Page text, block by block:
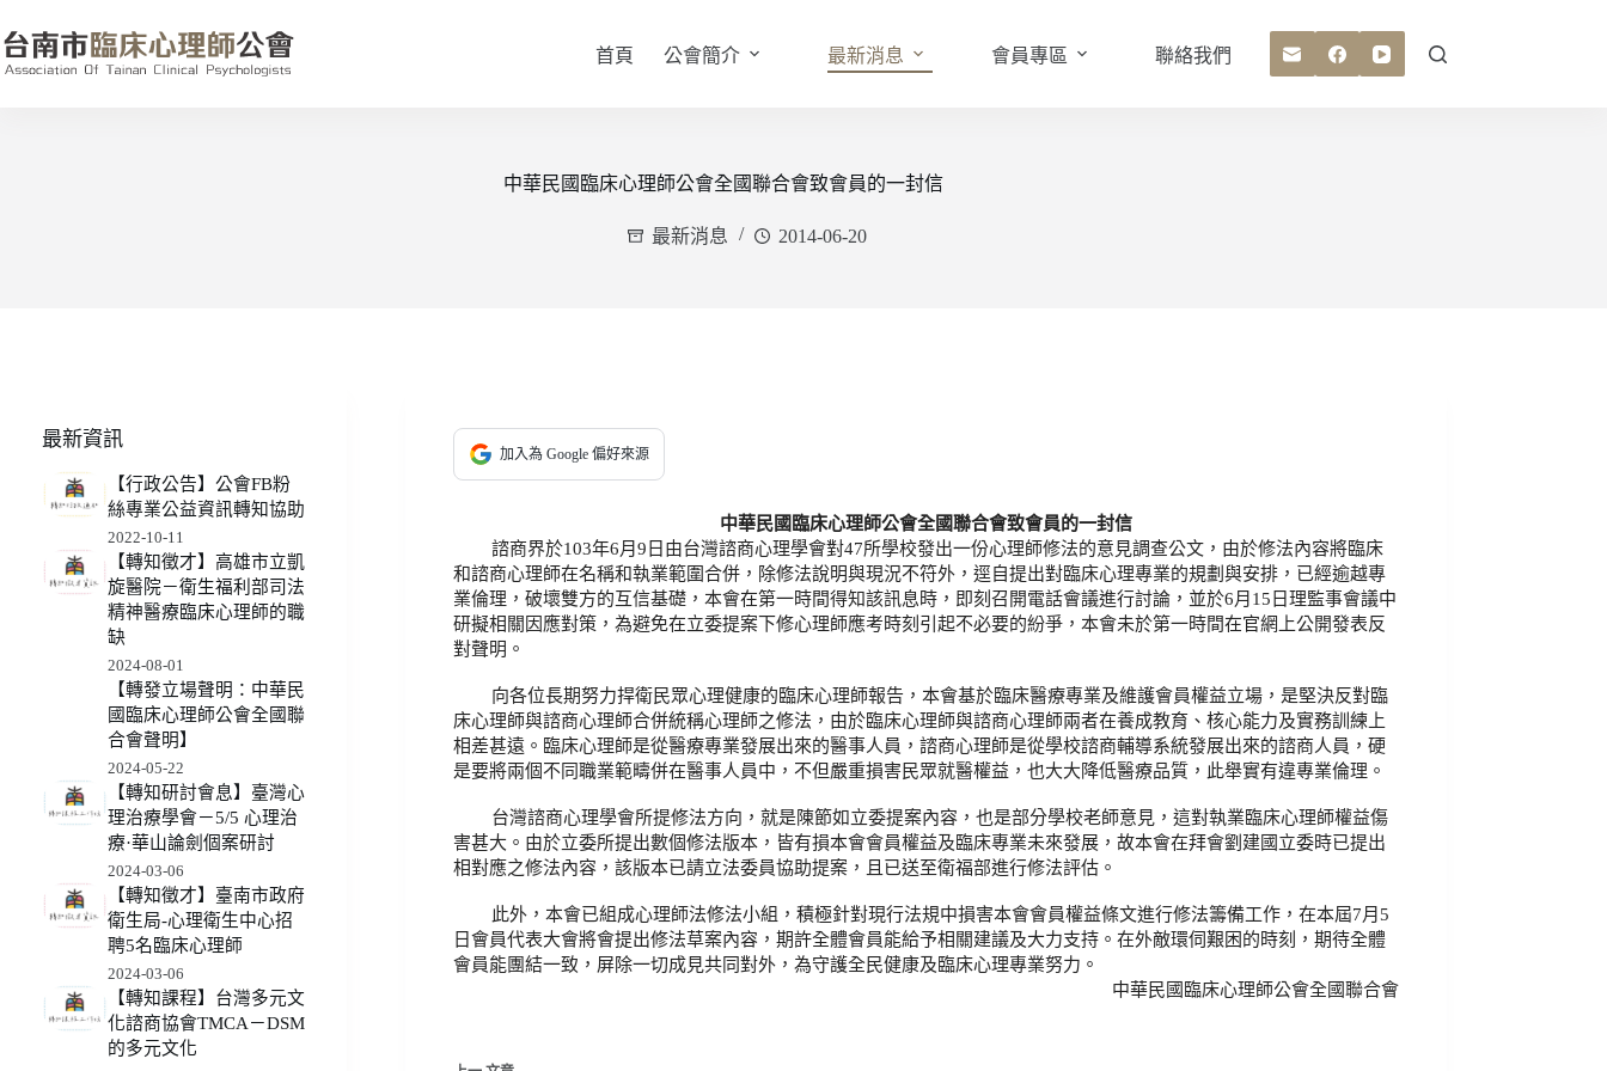
至
主
首頁 公會簡介 最新消息 會員專區 聯絡我們
中華民國臨床心理師公會全國聯合會致會員的一封信
最新消息 2014-06-20
加入為 Google 偏好來源
中華民國臨床心理師公會全國聯合會致會員的一封信
諮商界於103年6月9 日由台灣諮商心理學會對47所學校發出一份心理師修法的意見調查公文， 由於修法內容將臨床
和諮商心理師在名稱和執業範圍合併， 除修法說明與現況不符外，逕自提出對臨床心理專業的規劃與安排， 已經逾越專
業倫理，破壞雙方的互信基礎， 本會在第一時間得知該訊息時，即刻召開電話會議進行討論，並於6月 15 日理監事會議中
研擬相關因應對策， 為避免在立委提案下修心理師應考時刻引起不必要的紛爭， 本會未於第一時間在官網上公開發表反
對聲明。
向各位長期努力捍衛民眾心理健康的臨床心理師報告， 本會基於臨床醫療專業及維護會員權益立場， 是堅決反對臨
床心理師與諮商心理師合併統稱心理師之修法， 由於臨床心理師與諮商心理師兩者在養成教育、 核心能力及實務訓練上
相差甚遠。 臨床心理師是從醫療專業發展出來的醫事人員， 諮商心理師是從學校諮商輔導系統發展出來的諮商人員， 硬
是要將兩個不同職業範疇併在醫事人員中， 不但嚴重損害民眾就醫權益，也大大降低醫療品質， 此舉實有違專業倫理。
台灣諮商心理學會所提修法方向，就是陳節如立委提案內容， 也是部分學校老師意見，這對執業臨床心理師權益傷
害甚大。 由於立委所提出數個修法版本， 皆有損本會會員權益及臨床專業未來發展， 故本會在拜會劉建國立委時已提出
相對應之修法內容， 該版本已請立法委員協助提案，且已送至衛福部進行修法評估。
此外，本會已組成心理師法修法小組， 積極針對現行法規中損害本會會員權益條文進行修法籌備工作， 在本屆7月5
日會員代表大會將會提出修法草案內容， 期許全體會員能給予相關建議及大力支持。在外敵環伺艱困的時刻， 期待全體
會員能團結一致，屏除一切成見共同對外， 為守護全民健康及臨床心理專業努力。
中華民國臨床心理師公會全國聯合會
最新資訊
【行政公告】公會FB粉
絲專業公益資訊轉知協助
2022-10-11
【轉知徵才】高雄市立凱
旋醫院－衛生福利部司法
精神醫療臨床心理師的職
缺
2024-08-01
【轉發立場聲明：中華民
國臨床心理師公會全國聯
合會聲明】
2024-05-22
【轉知研討會息】臺灣心
理治療學會－5/5 心理治
療·華山論劍個案研討
2024-03-06
【轉知徵才】臺南市政府
衛生局-心理衛生中心招
聘5名臨床心理師
2024-03-06
【轉知課程】台灣多元文
化諮商協會TMCA－DSM
的多元文化